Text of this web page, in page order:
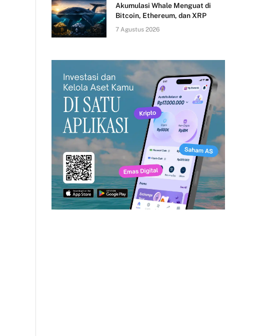
Akumulasi Whale Menguat di
Bitcoin, Ethereum, dan XRP
7 Agustus 2026